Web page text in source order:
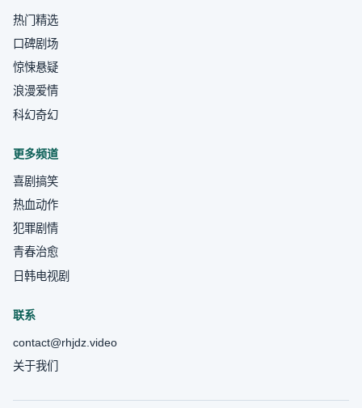
热门精选
口碑剧场
惊悚悬疑
浪漫爱情
科幻奇幻
更多频道
喜剧搞笑
热血动作
犯罪剧情
青春治愈
日韩电视剧
联系
contact@rhjdz.video
关于我们